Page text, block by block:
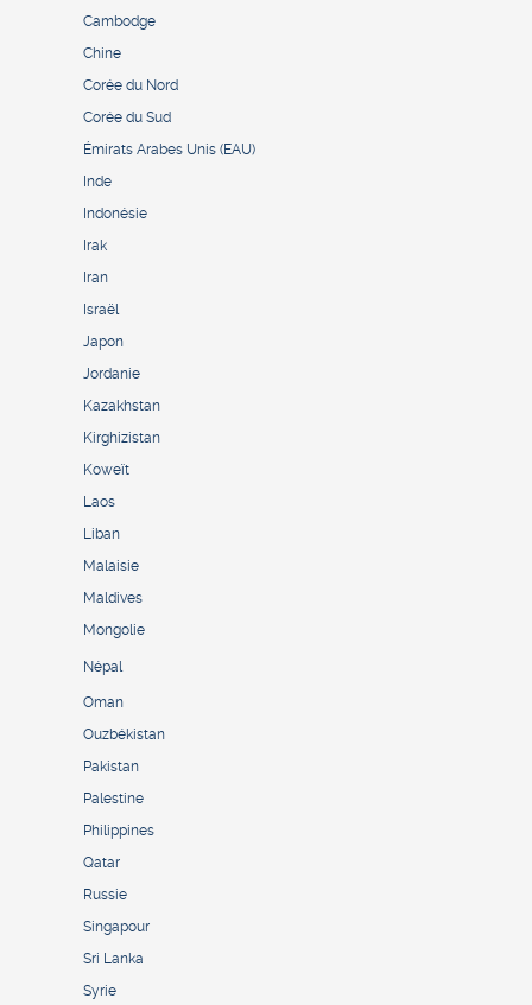
Cambodge
Chine
Corée du Nord
Corée du Sud
Émirats Arabes Unis (EAU)
Inde
Indonésie
Irak
Iran
Israël
Japon
Jordanie
Kazakhstan
Kirghizistan
Koweït
Laos
Liban
Malaisie
Maldives
Mongolie
Népal
Oman
Ouzbékistan
Pakistan
Palestine
Philippines
Qatar
Russie
Singapour
Sri Lanka
Syrie